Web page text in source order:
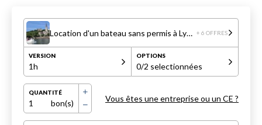
Location d'un bateau sans permis à Lyon pour 1 à 7 personnes + 6 OFFRES
VERSION
1h
OPTIONS
0/2 selectionnées
QUANTITÉ
1 bon(s) Vous êtes une entreprise ou un CE ?